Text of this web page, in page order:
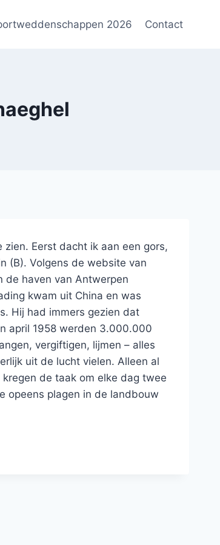
2026 Contact
Eerst dacht ik aan een gors,
(B). Volgens de website van
de haven van Antwerpen
kwam uit China en was
Hij had immers gezien dat
april 1958 werden 3.000.000
vergiftigen, lijmen – alles
uit de lucht vielen. Alleen al
de taak om elke dag twee
opeens plagen in de landbouw